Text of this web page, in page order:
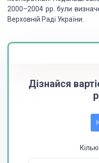
2000–2004 рр. були
Верховній Раді України.
Дізнайся